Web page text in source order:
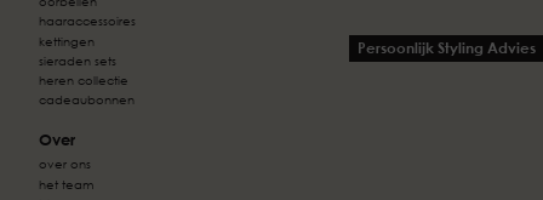
Persoonlijk Styling Advies
haaraccessoires
kettingen
sieraden sets
heren collectie
cadeaubonnen
Over
over ons
het team